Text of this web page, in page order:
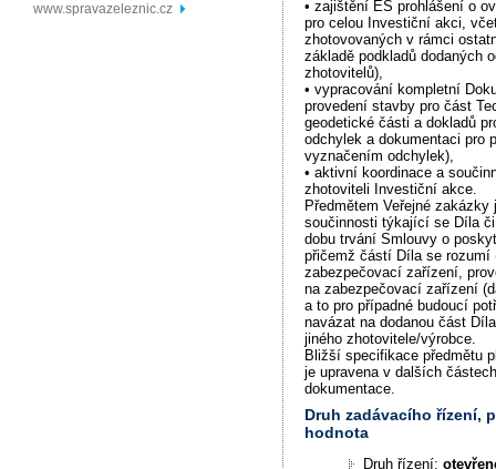
www.spravazeleznic.cz
• zajištění ES prohlášení o
pro celou Investiční akci,
zhotovovaných v rámci
základě podkladů dodaných
zhotovitelů),
• vypracování kompletní
provedení stavby pro část
geodetické části a dokladů
odchylek a dokumentaci pro
vyznačením odchylek),
• aktivní koordinace a
zhotoviteli Investiční akce.
Předmětem Veřejné
součinnosti týkající se Díla
dobu trvání Smlouvy o
přičemž částí Díla se rozumí
zabezpečovací zařízení,
na zabezpečovací zařízení
a to pro případné budoucí
navázat na dodanou část
jiného zhotovitele/výrobce.
Bližší specifikace předmětu
je upravena v dalších
dokumentace.
Druh zadávacího řízení,
hodnota
Druh řízení: